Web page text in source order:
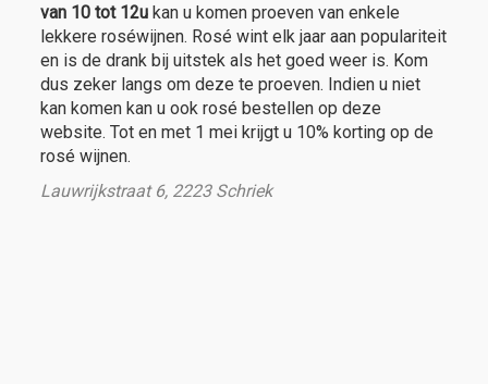
van 10 tot 12u kan u komen proeven van enkele
lekkere roséwijnen. Rosé wint elk jaar aan populariteit
en is de drank bij uitstek als het goed weer is. Kom
dus zeker langs om deze te proeven. Indien u niet
kan komen kan u ook rosé bestellen op deze
website. Tot en met 1 mei krijgt u 10% korting op de
rosé wijnen.
Lauwrijkstraat 6, 2223 Schriek